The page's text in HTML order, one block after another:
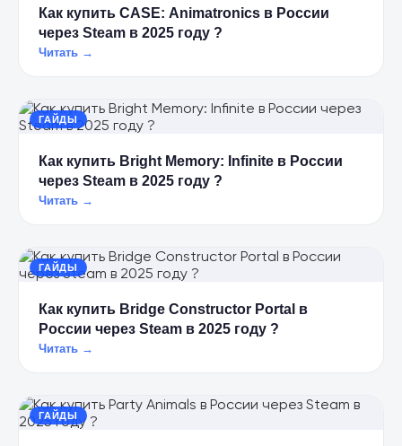
Как купить CASE: Animatronics в России
через Steam в 2025 году ?
Читать →
ГАЙДЫ
Как купить Bright Memory: Infinite в России
через Steam в 2025 году ?
Читать →
ГАЙДЫ
Как купить Bridge Constructor Portal в
России через Steam в 2025 году ?
Читать →
ГАЙДЫ